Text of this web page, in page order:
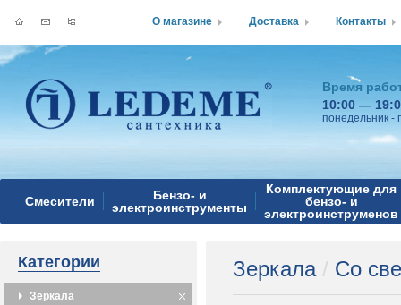
Время
10:00 —
понедельник -
Смесители
Бензо- и
электроинструменты
Комплектующие для
бензо- и
электроинструменов
Категории
Зеркала
Зеркала / Со
О магазине Доставка Контакты